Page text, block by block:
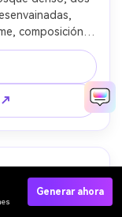
composición
título con
degradado
preparado
de
↗
Generar ahora